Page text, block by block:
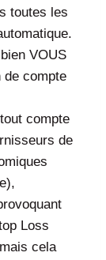
toutes les
VOUS
de compte
compte
de
Loss
cela